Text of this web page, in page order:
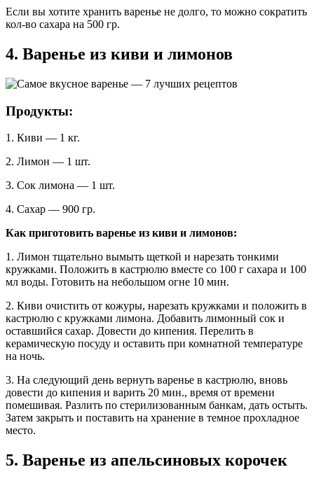
Если вы хотите хранить варенье не долго, то можно сократить
кол-во сахара на 500 гр.
4. Варенье из киви и лимонов
Продукты:
1. Киви — 1 кг.
2. Лимон — 1 шт.
3. Сок лимона — 1 шт.
4. Сахар — 900 гр.
Как приготовить варенье из киви и лимонов:
1. Лимон тщательно вымыть щеткой и нарезать тонкими
кружками. Положить в кастрюлю вместе со 100 г сахара и 100
мл воды. Готовить на небольшом огне 10 мин.
2. Киви очистить от кожуры, нарезать кружками и положить в
кастрюлю с кружками лимона. Добавить лимонный сок и
оставшийся сахар. Довести до кипения. Перелить в
керамическую посуду и оставить при комнатной температуре
на ночь.
3. На следующий день вернуть варенье в кастрюлю, вновь
довести до кипения и варить 20 мин., время от времени
помешивая. Разлить по стерилизованным банкам, дать остыть.
Затем закрыть и поставить на хранение в темное прохладное
место.
5. Варенье из апельсиновых корочек